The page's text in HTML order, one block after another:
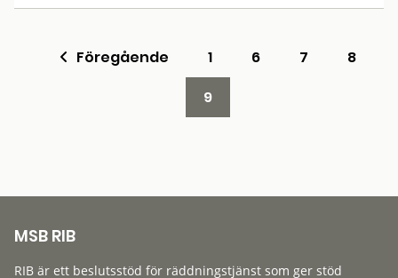
Föregående 1 6 7
8
9
MSB RIB
RIB är ett beslutsstöd för räddningstjänst som ger stöd